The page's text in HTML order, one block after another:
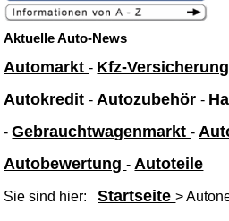
Aktuelle Auto-News
Automarkt- Kfz-
Autokredit- Autozubehör-
-Gebrauchtwagenmarkt-
Autobewertung- Autoteile
Sie sind hier:Startseite>